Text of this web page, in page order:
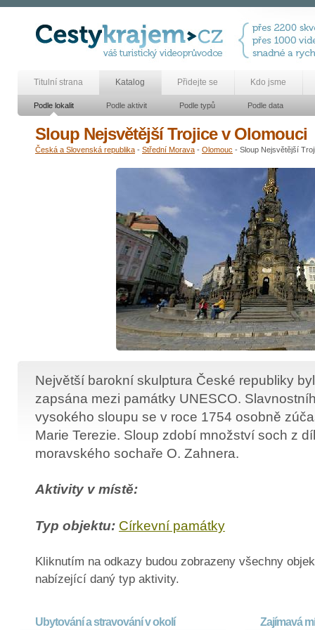
Titulní strana Katalog Přidejte se Kdo jsme
Podle lokalit Podle aktivit Podle typů Podle data
Sloup Nejsvětější Trojice v Olomouci
Česká a Slovenská republika - Střední Morava - Olomouc - Sloup Nejsvětější
Největší barokní skulptura České republiky
zapsána mezi památky UNESCO.
vysokého sloupu se v roce 1754 osobně
Marie Terezie. Sloup zdobí množství soch z
moravského sochaře O. Zahnera.
Aktivity v místě:
Typ objektu: Církevní památky
Kliknutím na odkazy budou zobrazeny všechny
nabízející daný typ aktivity.
Ubytování a stravování v okolí Zajímavá